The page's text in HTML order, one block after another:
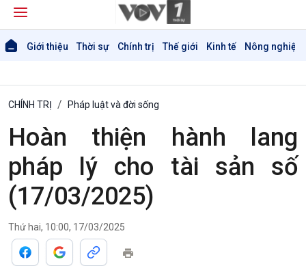
Giới thiệu Thời sự Chính trị Thế giới Kinh tế Nông nghiệp
CHÍNH TRỊ Pháp luật và đời sống
Hoàn thiện hành lang
pháp lý cho tài sản số
(17/03/2025)
Thứ hai, 10:00, 17/03/2025